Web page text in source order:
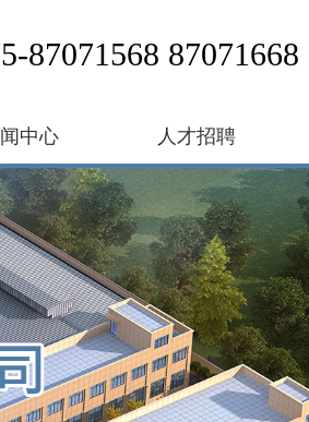
87071568 87071668
中心 人才招聘